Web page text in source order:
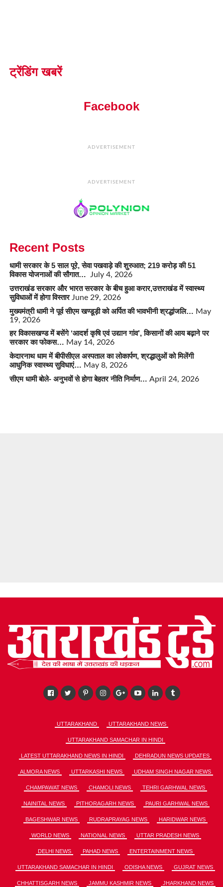
ट्रेंडिंग खबरें
Facebook
ADVERTISEMENT
ADVERTISEMENT
Recent Posts
धामी सरकार के 5 साल पूरे, सेवा पखवाड़े की शुरुआत; 219 करोड़ की 51
विकास योजनाओं की सौगात…
July 4, 2026
उत्तराखंड सरकार और भारत सरकार के बीच हुआ करार,उत्तराखंड में स्वास्थ्य
सुविधाओं में होगा विस्तार June 29, 2026
मुख्यमंत्री धामी ने पूर्व सीएम खण्डूड़ी को अर्पित की भावभीनी श्रद्धांजलि… May
19, 2026
हर विकासखण्ड में बसेंगे ‘आदर्श कृषि एवं उद्यान गांव’, किसानों की आय बढ़ाने पर
सरकार का फोकस… May 14, 2026
केदारनाथ धाम में बीपीसीएल अस्पताल का लोकार्पण, श्रद्धालुओं को मिलेंगी
आधुनिक स्वास्थ्य सुविधाएं… May 8, 2026
सीएम धामी बोले- अनुभवों से होगा बेहतर नीति निर्माण… April 24, 2026
UTTARAKHAND UTTARAKHAND NEWS
UTTARAKHAND SAMACHAR IN HINDI
LATEST UTTARAKHAND NEWS IN HINDI DEHRADUN NEWS UPDATES
ALMORA NEWS UTTARKASHI NEWS UDHAM SINGH NAGAR NEWS
CHAMPAWAT NEWS CHAMOLI NEWS TEHRI GARHWAL NEWS
NAINITAL NEWS PITHORAGARH NEWS PAURI GARHWAL NEWS
BAGESHWAR NEWS RUDRAPRAYAG NEWS HARIDWAR NEWS
WORLD NEWS NATIONAL NEWS UTTAR PRADESH NEWS
DELHI NEWS PAHAD NEWS ENTERTAINMENT NEWS
UTTARAKHAND SAMACHAR IN HINDI ODISHA NEWS GUJRAT NEWS
CHHATTISGARH NEWS JAMMU KASHMIR NEWS JHARKHAND NEWS